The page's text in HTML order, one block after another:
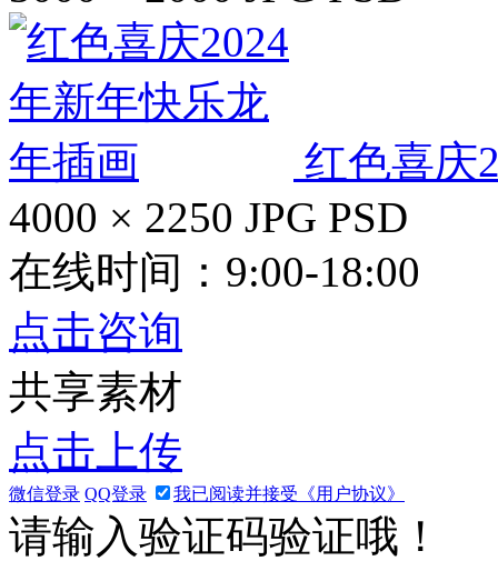
红色喜庆
4000 × 2250 JPG PSD
在线时间：9:00-18:00
点击咨询
共享素材
点击上传
微信登录 QQ登录 我已阅读并接受《用户协议》
请输入验证码验证哦！